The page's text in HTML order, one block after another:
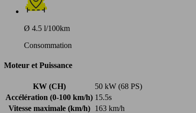
Ø 4.5 l/100km
Consommation
Moteur et Puissance
KW (CH)
50 kW (68 PS)
Accélération (0-100 km/h) 15.5s
Vitesse maximale (km/h)
163 km/h